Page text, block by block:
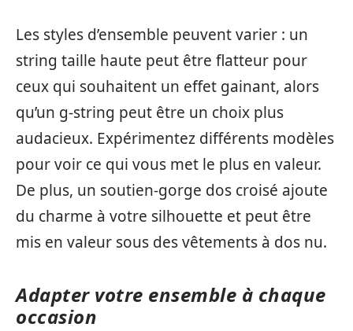
Les styles d’ensemble peuvent varier : un
string taille haute peut être flatteur pour
ceux qui souhaitent un effet gainant, alors
qu’un g-string peut être un choix plus
audacieux. Expérimentez différents modèles
pour voir ce qui vous met le plus en valeur.
De plus, un soutien-gorge dos croisé ajoute
du charme à votre silhouette et peut être
mis en valeur sous des vêtements à dos nu.
Adapter votre ensemble à chaque
occasion